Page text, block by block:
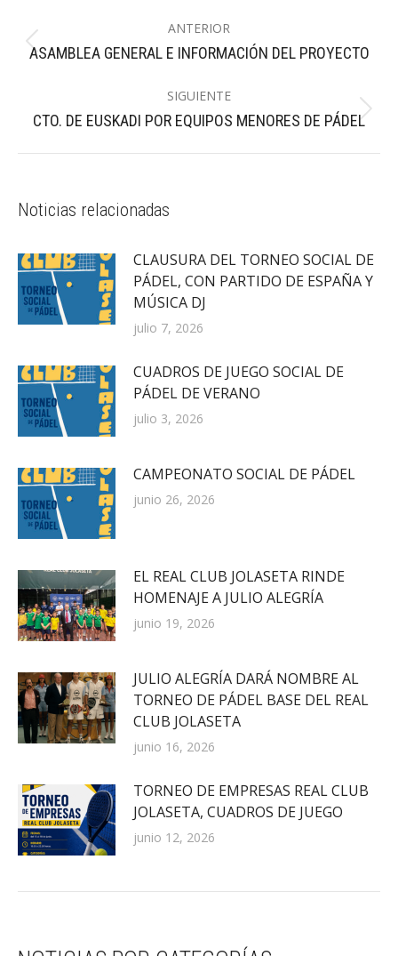
entre
ANTERIOR
Publicación
ASAMBLEA GENERAL E INFORMACIÓN DEL PROYECTO
SIGUIENTE
Publicación
CTO. DE EUSKADI POR EQUIPOS MENORES DE PÁDEL
Noticias relacionadas
CLAUSURA DEL TORNEO SOCIAL DE
PÁDEL, CON PARTIDO DE ESPAÑA Y
MÚSICA DJ
julio 7, 2026
CUADROS DE JUEGO SOCIAL DE
PÁDEL DE VERANO
julio 3, 2026
CAMPEONATO SOCIAL DE PÁDEL
junio 26, 2026
EL REAL CLUB JOLASETA RINDE
HOMENAJE A JULIO ALEGRÍA
junio 19, 2026
JULIO ALEGRÍA DARÁ NOMBRE AL
TORNEO DE PÁDEL BASE DEL REAL
CLUB JOLASETA
junio 16, 2026
TORNEO DE EMPRESAS REAL CLUB
JOLASETA, CUADROS DE JUEGO
junio 12, 2026